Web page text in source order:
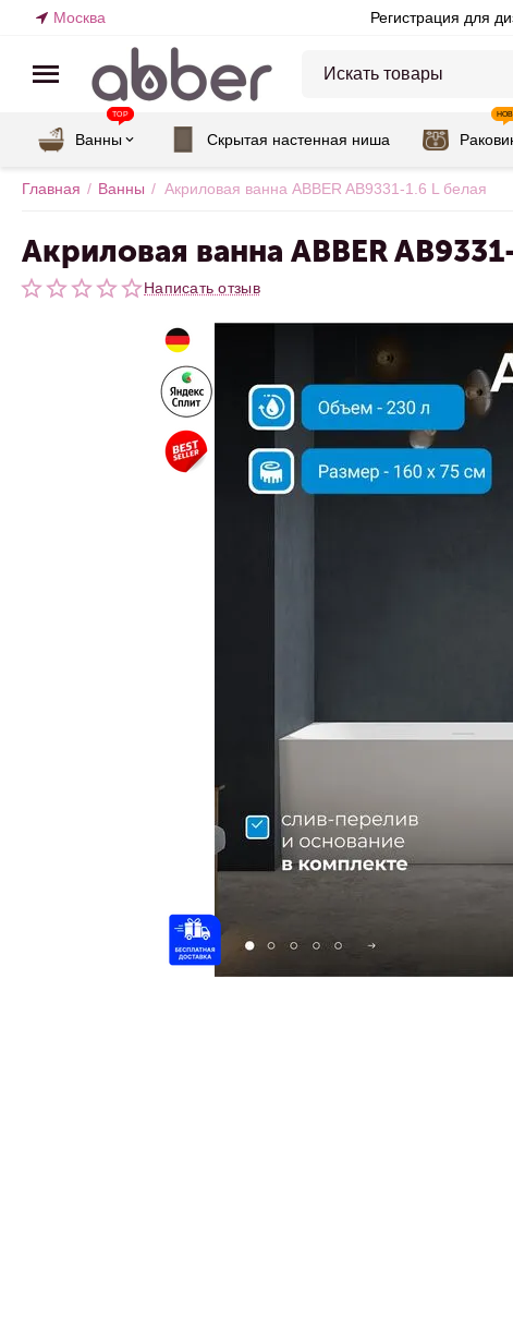
Москва Регистрация для
Ванны
TOP
Скрытая настенная ниша
Главная / Ванны / Акриловая ванна ABBER AB9331-1.6 L белая
Акриловая ванна ABBER
Написать отзыв